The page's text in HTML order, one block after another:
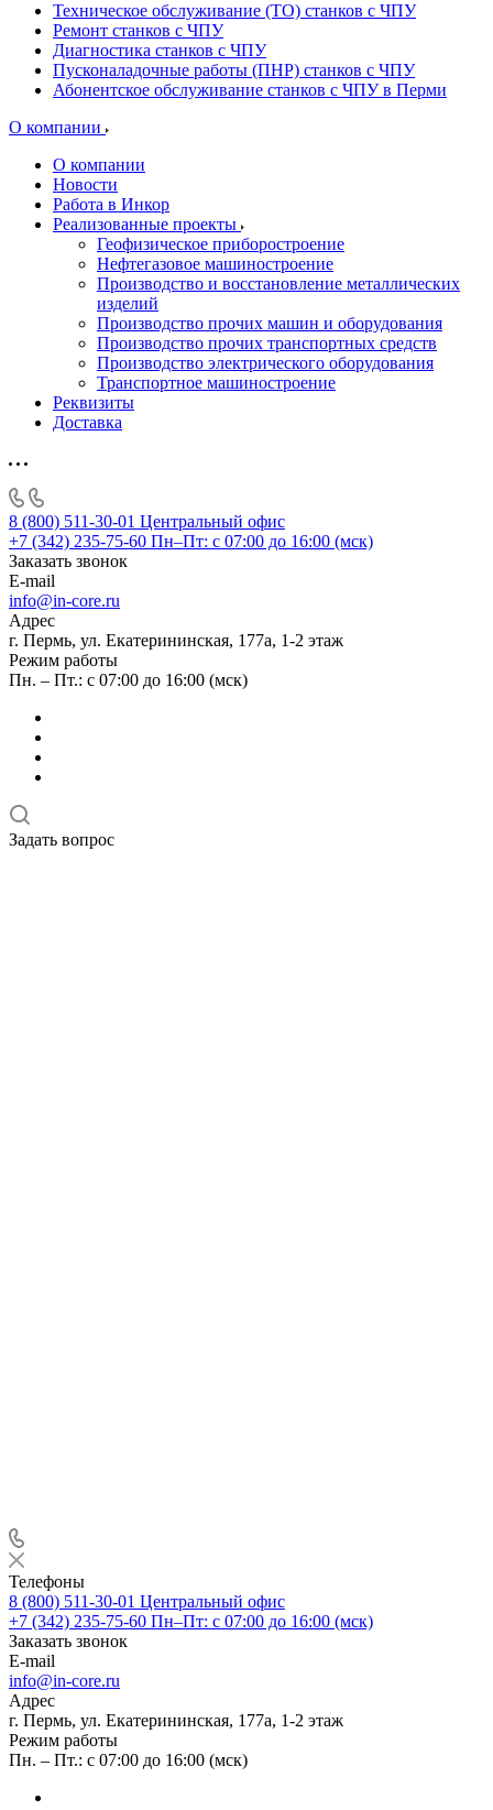
Техническое обслуживание (ТО) станков с ЧПУ
Ремонт станков с ЧПУ
Диагностика станков с ЧПУ
Пусконаладочные работы (ПНР) станков с ЧПУ
Абонентское обслуживание станков с ЧПУ в Перми
О компании
О компании
Новости
Работа в Инкор
Реализованные проекты
Геофизическое приборостроение
Нефтегазовое машиностроение
Производство и восстановление металлических
изделий
Производство прочих машин и оборудования
Производство прочих транспортных средств
Производство электрического оборудования
Транспортное машиностроение
Реквизиты
Доставка
8 (800) 511-30-01 Центральный офис
+7 (342) 235-75-60 Пн–Пт: с 07:00 до 16:00 (мск)
Заказать звонок
E-mail
info@in-core.ru
Адрес
г. Пермь, ул. ​Екатерининская, 177а, ​1-2 этаж
Режим работы
Пн. – Пт.: с 07:00 до 16:00 (мск)
Задать вопрос
Телефоны
8 (800) 511-30-01 Центральный офис
+7 (342) 235-75-60 Пн–Пт: с 07:00 до 16:00 (мск)
Заказать звонок
E-mail
info@in-core.ru
Адрес
г. Пермь, ул. ​Екатерининская, 177а, ​1-2 этаж
Режим работы
Пн. – Пт.: с 07:00 до 16:00 (мск)